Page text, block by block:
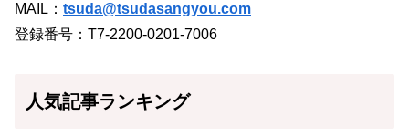
MAIL： tsuda@tsudasangyou.com
登録番号：T7-2200-0201-7006
人気記事ランキング